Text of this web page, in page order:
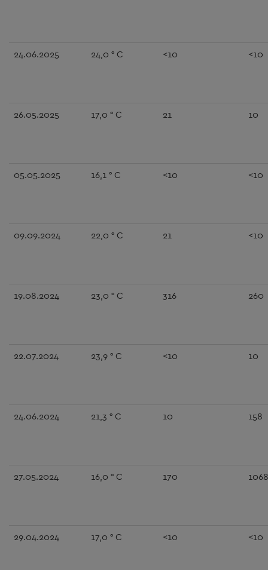
24.06.2025 24,0 ° C <10 <10
26.05.2025 17,0 ° C 21 10
05.05.2025 16,1 ° C <10 <10
09.09.2024 22,0 ° C 21 <10
19.08.2024 23,0 ° C 316 260
22.07.2024 23,9 ° C <10 10
24.06.2024 21,3 ° C 10 158
27.05.2024 16,0 ° C 170 1068
29.04.2024 17,0 ° C <10 <10